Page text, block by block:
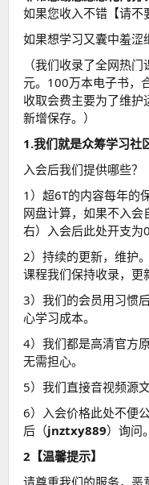
如果您收入不错【请不
如果想学习又囊中羞涩
（我们收录了全网热
元。100万本电子书，
收取会费主要为了维护
新增保存。）
1.我们就是众筹学习社
入会后我们提供哪些？
1）超6T的内容每年的
网盘计算，如果不入
右）入会后此处开支为0
2）持续的更新，维护
课程我们保持收录，更
3）我们的会员用习惯
心学习成本。
4）我们都是高清官方
无需担心。
5）我们直接音视频源
6）入会价格此处不便
后（jnztxy889）询问。
2【温馨提示】